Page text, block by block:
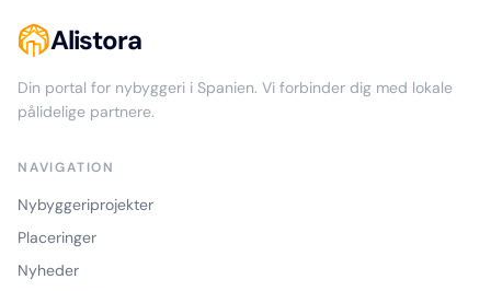
Alistora
Din portal for nybyggeri i Spanien. Vi forbinder dig med lokale
pålidelige partnere.
NAVIGATION
Nybyggeriprojekter
Placeringer
Nyheder